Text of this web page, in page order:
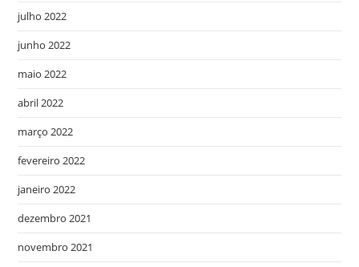
julho 2022
junho 2022
maio 2022
abril 2022
março 2022
fevereiro 2022
janeiro 2022
dezembro 2021
novembro 2021